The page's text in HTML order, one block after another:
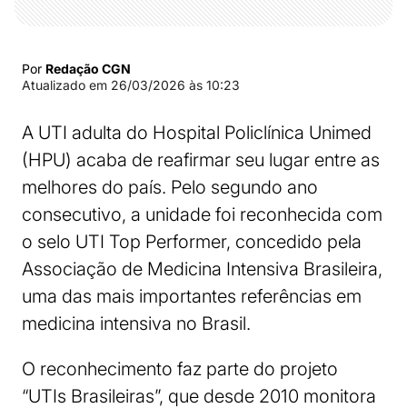
Por Redação CGN
Atualizado em 26/03/2026 às 10:23
A UTI adulta do Hospital Policlínica Unimed
(HPU) acaba de reafirmar seu lugar entre as
melhores do país. Pelo segundo ano
consecutivo, a unidade foi reconhecida com
o selo UTI Top Performer, concedido pela
Associação de Medicina Intensiva Brasileira,
uma das mais importantes referências em
medicina intensiva no Brasil.
O reconhecimento faz parte do projeto
“UTIs Brasileiras”, que desde 2010 monitora